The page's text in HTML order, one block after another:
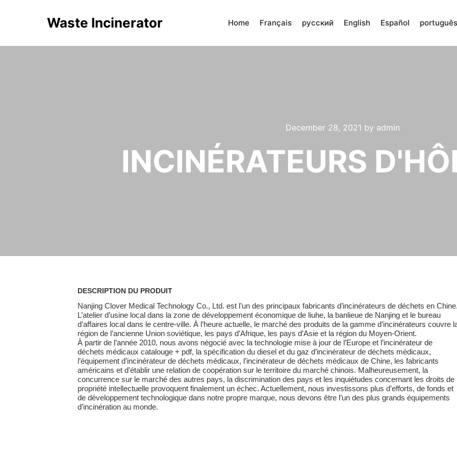
Waste Incinerator Home Français русский English Español português
December 28, 2021 by admin
INCINÉRATEURS
DESCRIPTION DU PRODUIT
Nanjing Clover Medical Technology Co., Ltd. est l’un des principaux fabricants d’incinérateurs de déchets en
L’atelier d’usine local dans la zone de développement économique de liuhe, la banlieue de Nanjing et le bureau
d’affaires local dans le centre-ville. À l’heure actuelle, le marché des produits de la gamme d’incinérateurs couvre
région de l’ancienne Union soviétique, les pays d’Afrique, les pays d’Asie et la région du Moyen-Orient.
À partir de l’année 2010, nous avons négocié avec la technologie mise à jour de l’Europe et l’incinérateur de
déchets médicaux catalouge + pdf, la spécification du diesel et du gaz d’incinérateur de déchets médicaux,
l’équipement d’incinérateur de déchets médicaux, l’incinérateur de déchets médicaux de Chine, les fabricants
américains et d’établir une relation de coopération sur le territoire du marché chinois. Malheureusement, la
concurrence sur le marché des autres pays, la discrimination des pays et les inquiétudes concernant les droits de
propriété intellectuelle provoquent finalement un échec. Actuellement, nous investissons plus d’efforts, de fonds et
de développement technologique dans notre propre marque, nous devons être l’un des plus grands équipements
d’incinération au monde.